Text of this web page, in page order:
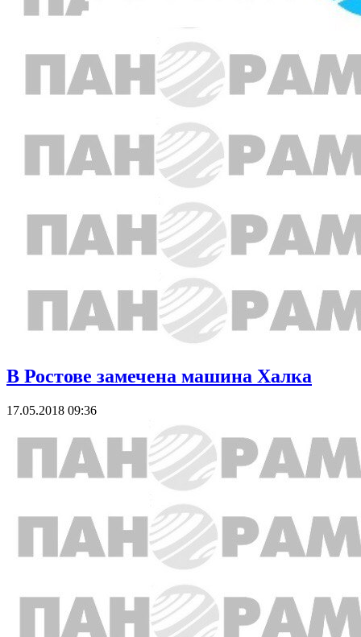
В Ростове замечена машина Халка
17.05.2018 09:36